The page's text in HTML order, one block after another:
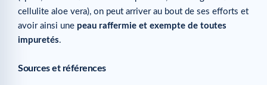
cellulite aloe vera), on peut arriver au bout de ses efforts et
avoir ainsi une peau raffermie et exempte de toutes
impuretés.
Sources et références